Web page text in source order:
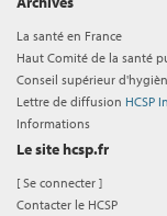
La santé en France
Haut Comité de la santé
Conseil supérieur
Lettre de diffusion HCSP
Informations
Le site hcsp.fr
[Se connecter ]
Contacter le HCSP